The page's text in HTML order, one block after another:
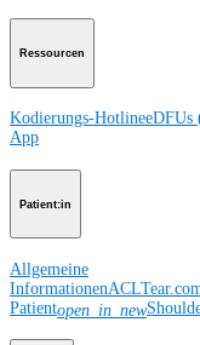
Ressourcen
Kodierungs-HotlineeDFUs
App
Patient:in
Allgemeine
Informationen
Patientopen_in_new